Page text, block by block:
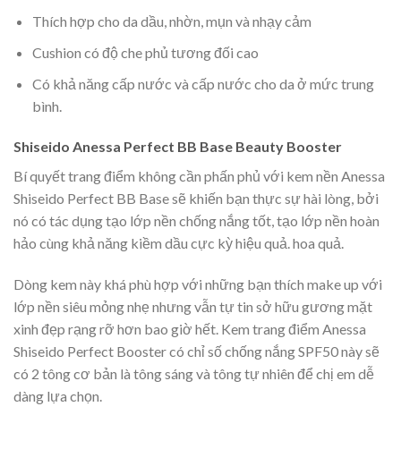
Thích hợp cho da dầu, nhờn, mụn và nhạy cảm
Cushion có độ che phủ tương đối cao
Có khả năng cấp nước và cấp nước cho da ở mức trung
bình.
Shiseido Anessa Perfect BB Base Beauty Booster
Bí quyết trang điểm không cần phấn phủ với kem nền Anessa
Shiseido Perfect BB Base sẽ khiến bạn thực sự hài lòng, bởi
nó có tác dụng tạo lớp nền chống nắng tốt, tạo lớp nền hoàn
hảo cùng khả năng kiềm dầu cực kỳ hiệu quả. hoa quả.
Dòng kem này khá phù hợp với những bạn thích make up với
lớp nền siêu mỏng nhẹ nhưng vẫn tự tin sở hữu gương mặt
xinh đẹp rạng rỡ hơn bao giờ hết. Kem trang điểm Anessa
Shiseido Perfect Booster có chỉ số chống nắng SPF50 này sẽ
có 2 tông cơ bản là tông sáng và tông tự nhiên để chị em dễ
dàng lựa chọn.